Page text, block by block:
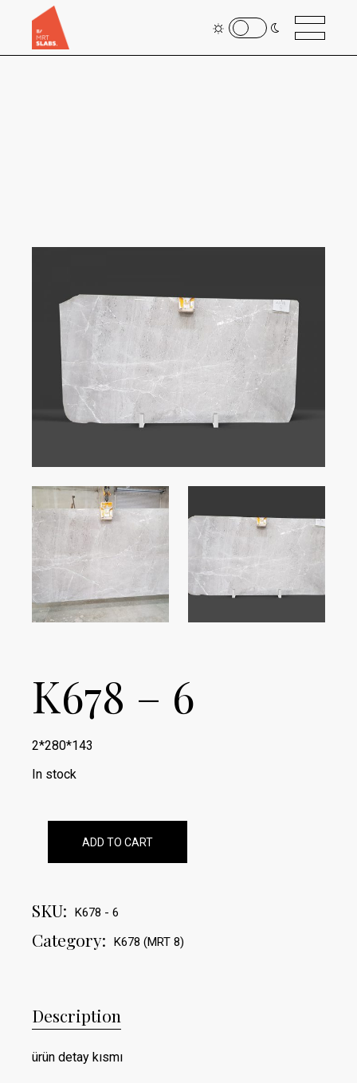
K678 – 6
2*280*143
In stock
ADD TO CART
SKU: K678 - 6
Category: K678 (MRT 8)
Description
ürün detay kısmı